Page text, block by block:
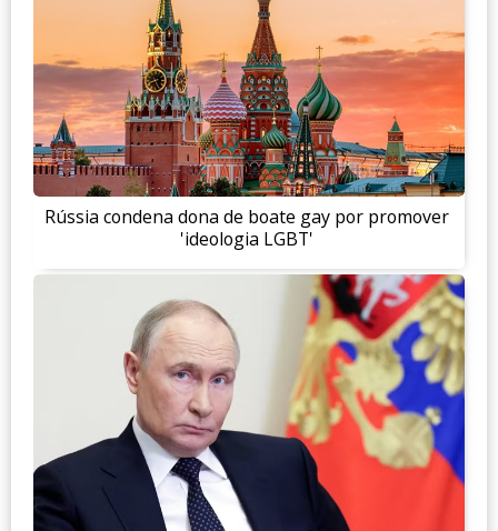
Rússia condena dona de boate gay por promover
'ideologia LGBT'